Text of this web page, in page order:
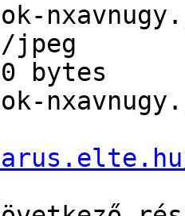
jpeg
bytes